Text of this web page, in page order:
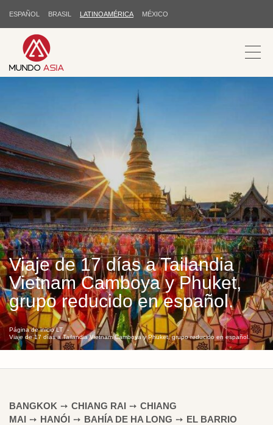
ESPAÑOL BRASIL LATINOAMÉRICA MÉXICO
Viaje de 17 días a Tailandia
Vietnam Camboya y Phuket,
grupo reducido en español.
Página de inicio LT
Viaje de 17 días a Tailandia Vietnam Camboya y Phuket, grupo reducido en español.
BANGKOK ➙ CHIANG RAI ➙ CHIANG
MAI ➙ HANÓI ➙ BAHÍA DE HA LONG ➙ EL BARRIO